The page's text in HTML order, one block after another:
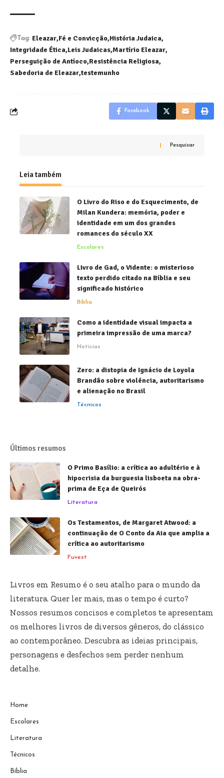
Tag: Eleazar Fé e Convicção História Judaica
Integridade Ética Leis Judaicas Martírio Eleazar
Perseguição de Antíoco Resistência Religiosa
Sabedoria de Eleazar testemunho
Facebook
Pesquisar
Leia também
O Livro do Riso e do Esquecimento, de
Milan Kundera: memória, poder e
identidade em um dos grandes
romances do século XX
Escolares
Livro de Gad, o Vidente: o misterioso
texto perdido citado na Bíblia e seu
significado histórico
Bíblia
Como a identidade visual impacta a
primeira impressão de uma marca?
Notícias
Zero: a distopia de Ignácio de Loyola
Brandão sobre violência, autoritarismo
e alienação no Brasil
Técnicos
Últimos resumos
O Primo Basílio: a crítica ao adultério e à
hipocrisia da burguesia lisboeta na obra-
prima de Eça de Queirós
Literatura
Os Testamentos, de Margaret Atwood: a
continuação de O Conto da Aia que amplia a
crítica ao autoritarismo
Fuvest
Livros em Resumo é o seu atalho para o mundo da
literatura. Quer ler mais, mas o tempo é curto?
Nossos resumos concisos e completos te apresentam
os melhores livros de diversos gêneros, do clássico
ao contemporâneo. Descubra as ideias principais,
personagens e desfechos sem perder nenhum
detalhe.
Home
Escolares
Literatura
Técnicos
Bíblia